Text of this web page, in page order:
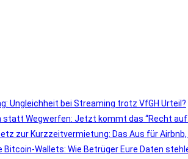
Ungleichheit bei Streaming trotz VfGH Urteil?
statt Wegwerfen: Jetzt kommt das “Recht auf
zur Kurzzeitvermietung: Das Aus für Airbnb,
Bitcoin-Wallets: Wie Betrüger Eure Daten